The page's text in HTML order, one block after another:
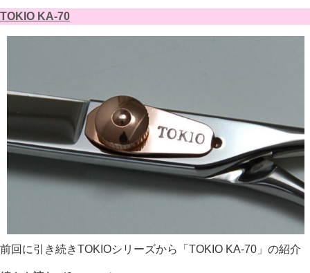
TOKIO KA-70
前回に引き続きTOKIOシリーズから「TOKIO KA-70」の紹介